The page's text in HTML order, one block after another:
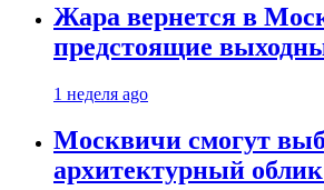
Жара вернется в
предстоящие
1 неделя ago
Москвичи смогут
архитектурный облик